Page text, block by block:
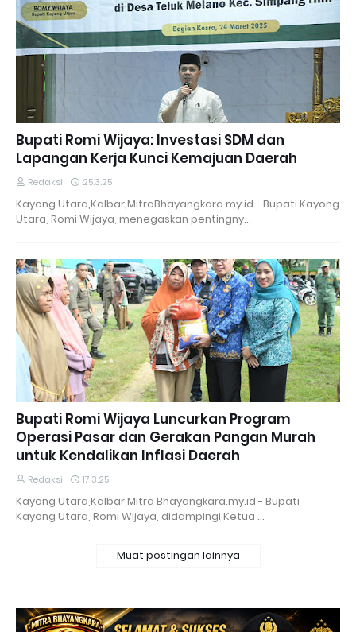
Bupati Romi Wijaya: Investasi SDM dan
Lapangan Kerja Kunci Kemajuan Daerah
Redaksi 25.3.25
Kayong Utara,Kalbar,MitraBhayangkara.my.id - Bupati Kayong
Utara, Romi Wijaya, menegaskan pentingny…
Bupati Romi Wijaya Luncurkan Program
Operasi Pasar dan Gerakan Pangan Murah
untuk Kendalikan Inflasi Daerah
Redaksi 17.3.25
Kayong Utara,Kalbar,Mitra Bhayangkara.my.id - Bupati
Kayong Utara, Romi Wijaya, didampingi Ketua …
Muat postingan lainnya